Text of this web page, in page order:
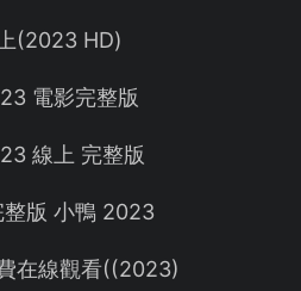
(2023 HD)
電影完整版
線上 完整版
版 小鴨 2023
在線觀看((2023)